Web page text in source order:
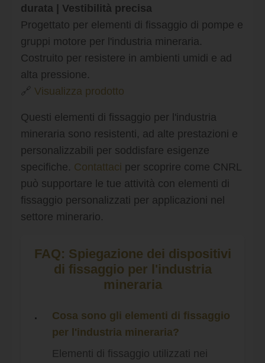
durata | Vestibilità precisa
Progettato per elementi di fissaggio di pompe e
gruppi motore per l'industria mineraria.
Costruito per resistere in ambienti umidi e ad
alta pressione.
🔗 Visualizza prodotto
Questi elementi di fissaggio per l'industria
mineraria sono resistenti, ad alte prestazioni e
personalizzabili per soddisfare esigenze
specifiche. Contattaci per scoprire come CNRL
può supportare le tue attività con elementi di
fissaggio personalizzati per applicazioni nel
settore minerario.
FAQ: Spiegazione dei dispositivi
di fissaggio per l'industria
mineraria
Cosa sono gli elementi di fissaggio
per l'industria mineraria?
Elementi di fissaggio utilizzati nei